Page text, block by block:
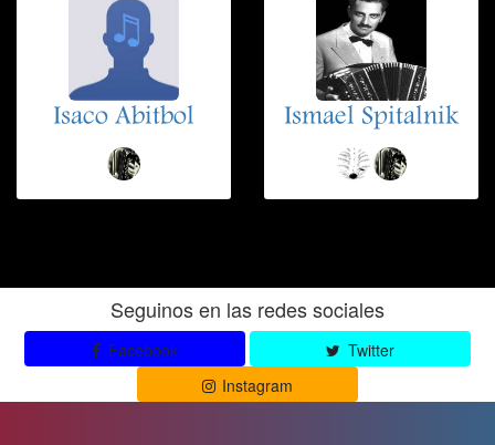
Isaco Abitbol Ismael Spitalnik
Seguinos en las redes sociales
Facebook
Twitter
Instagram